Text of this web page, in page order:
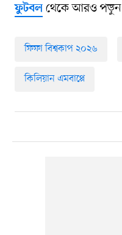
ফুটবলথেকে আরও পড়ুন
ফিফা বিশ্বকাপ ২০২৬
কিলিয়ান এমবাপ্পে